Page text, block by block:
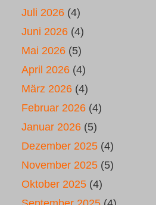
Juli 2026 (4)
Juni 2026 (4)
Mai 2026 (5)
April 2026 (4)
März 2026 (4)
Februar 2026 (4)
Januar 2026 (5)
Dezember 2025 (4)
November 2025 (5)
Oktober 2025 (4)